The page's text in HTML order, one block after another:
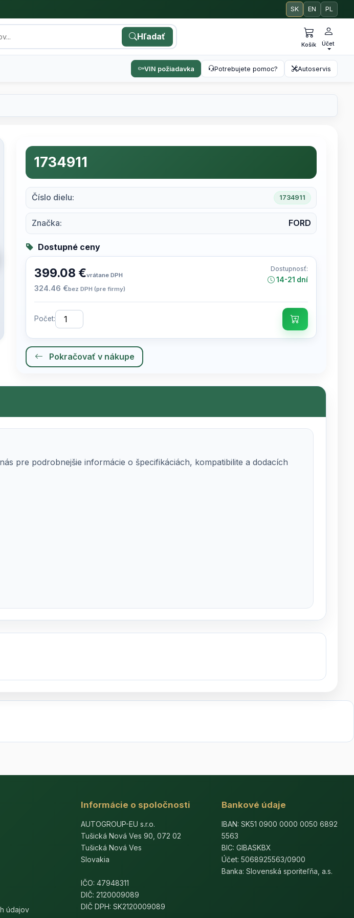
SK EN PL
Hľadať
Košík Účet
VIN požiadavka Potrebujete pomoc? Autoservis
1734911
Číslo dielu: 1734911
Značka: FORD
Dostupné ceny
399.08 €vrátane DPH
324.46 €bez DPH (pre firmy)
Dostupnosť:
14-21 dní
Počet:
Pokračovať v nákupe
pre podrobnejšie informácie o špecifikáciách, kompatibilite a dodacích
údajov
Informácie o spoločnosti
AUTOGROUP-EU s.r.o.
Tušická Nová Ves 90, 072 02
Tušická Nová Ves
Slovakia
IČO: 47948311
DIČ: 2120009089
DIČ DPH: SK2120009089
Bankové údaje
IBAN: SK51 0900 0000 0050 6892
5563
BIC: GIBASKBX
Účet: 5068925563/0900
Banka: Slovenská sporiteľňa, a.s.